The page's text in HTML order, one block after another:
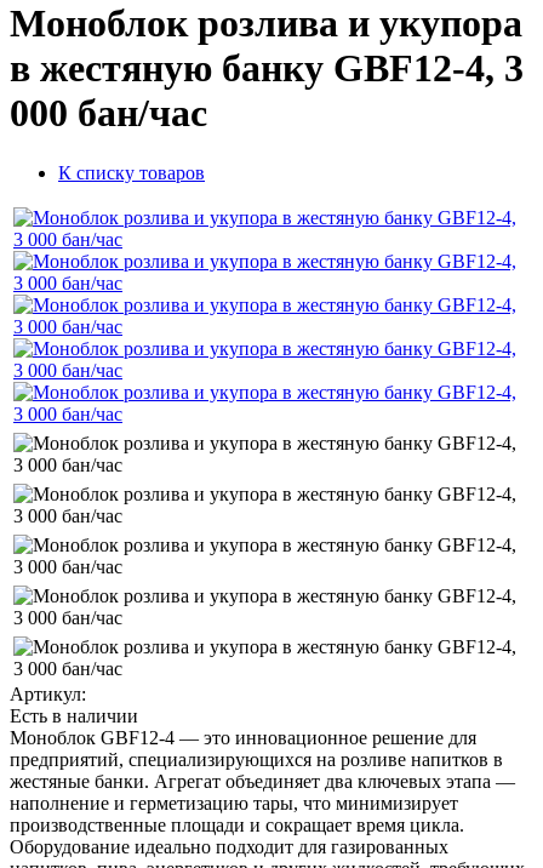
Моноблок розлива и укупора
в жестяную банку GBF12-4, 3
000 бан/час
К списку товаров
Артикул:
Есть в наличии
Моноблок GBF12-4 — это инновационное решение для
предприятий, специализирующихся на розливе напитков в
жестяные банки. Агрегат объединяет два ключевых этапа —
наполнение и герметизацию тары, что минимизирует
производственные площади и сокращает время цикла.
Оборудование идеально подходит для газированных